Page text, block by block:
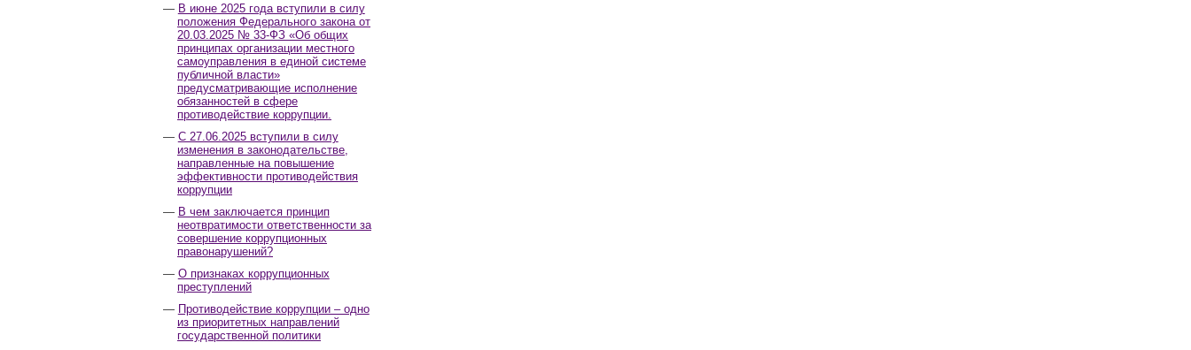
В июне 2025 года вступили в силу
положения Федерального закона от
20.03.2025 № 33-ФЗ «Об общих
принципах организации местного
самоуправления в единой системе
публичной власти»
предусматривающие исполнение
обязанностей в сфере
противодействие коррупции.
С 27.06.2025 вступили в силу
изменения в законодательстве,
направленные на повышение
эффективности противодействия
коррупции
В чем заключается принцип
неотвратимости ответственности за
совершение коррупционных
правонарушений?
О признаках коррупционных
преступлений
Противодействие коррупции – одно
из приоритетных направлений
государственной политики